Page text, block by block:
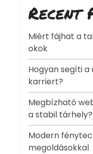
Recent
Miért fájhat a
okok
Hogyan segíti
karriert?
Megbízható
a stabil tárhely?
Modern
megoldásokkal